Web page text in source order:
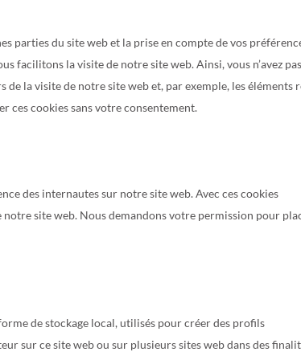
parties du site web et la prise en compte de vos
facilitons la visite de notre site web. Ainsi, vous n’avez pas
la visite de notre site web et, par exemple, les éléments
ces cookies sans votre consentement.
des internautes sur notre site web. Avec ces cookies
site web. Nous demandons votre permission pour
de stockage local, utilisés pour créer des profils
sur ce site web ou sur plusieurs sites web dans des